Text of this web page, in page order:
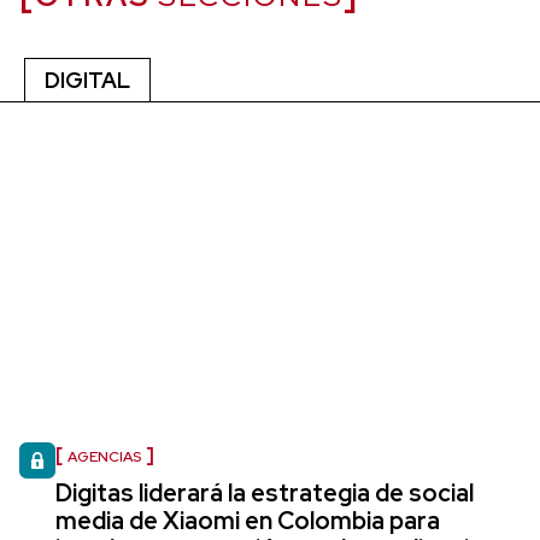
DIGITAL
AGENCIAS
Digitas liderará la estrategia de social
media de Xiaomi en Colombia para